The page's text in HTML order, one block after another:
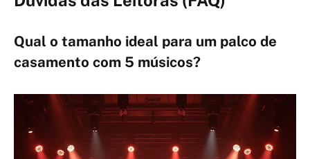
Qual o tamanho ideal para um palco de
casamento com 5 músicos?